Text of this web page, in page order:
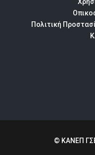
Πολιτική
© ΚΑΝΕΠ